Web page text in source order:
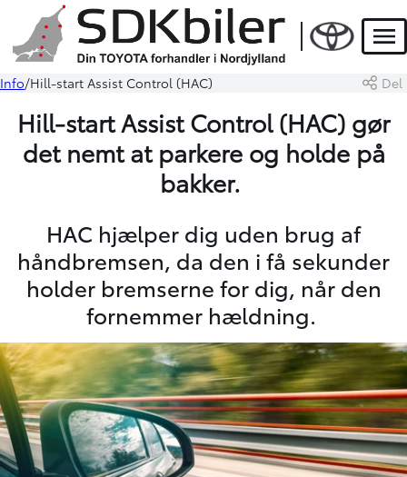
Info Hill-start Assist Control (HAC) Del
Hill-start Assist Control (HAC) gør
det nemt at parkere og holde på
bakker.
HAC hjælper dig uden brug af
håndbremsen, da den i få sekunder
holder bremserne for dig, når den
fornemmer hældning.